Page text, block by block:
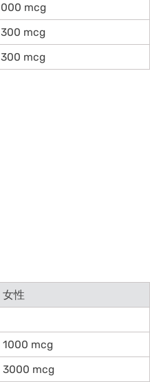
mcg
mcg
mcg
女性
1000 mcg
3000 mcg